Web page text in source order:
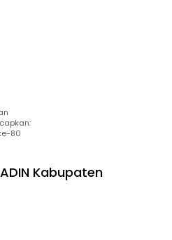
80
Kabupaten